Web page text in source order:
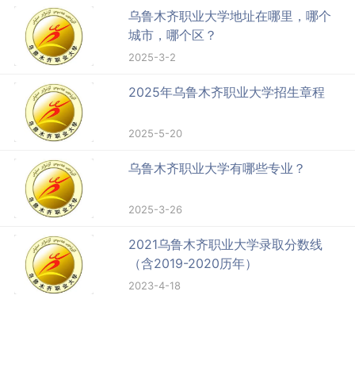
乌鲁木齐职业大学地址在哪里，哪个
城市，哪个区？
2025-3-2
2025年乌鲁木齐职业大学招生章程
2025-5-20
乌鲁木齐职业大学有哪些专业？
2025-3-26
2021乌鲁木齐职业大学录取分数线
（含2019-2020历年）
2023-4-18